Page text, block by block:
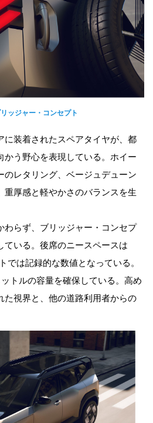
ッジャー・コンセプト
に装着されたスペアタイヤが、都
かう野心を表現している。ホイー
のレタリング、ベージュデューン
重厚感と軽やかさのバランスを生
わらず、ブリッジャー・コンセプ
ている。後席のニースペースは
では記録的な数値となっている。
トルの容量を確保している。高め
た視界と、他の道路利用者からの